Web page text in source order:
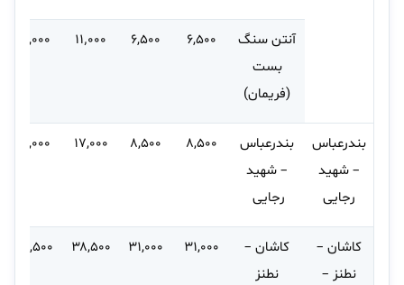
آنتن سنگ
بست
(فریمان)
۶,۵۰۰ ۶,۵۰۰ ۱۱٬۰۰۰ ۱۳,۰۰۰
بندرعباس
– شهید
رجایی
بندرعباس
– شهید
رجایی
۸,۵۰۰ ۸,۵۰۰ ۱۷,۰۰۰ ۱۷,۰۰۰
کاشان –
نطنز –
کاشان –
نطنز
۳۱,۰۰۰ ۳۱,۰۰۰ ۳۸,۵۰۰ ۳۸,۵۰۰